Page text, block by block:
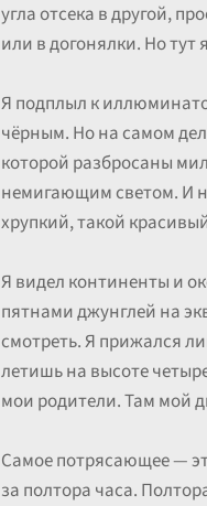
угла отсека в другой,
или в догонялки. Но
Я подплыл к
чёрным. Но на самом
которой разбросаны
немигающим светом. И
хрупкий, такой
Я видел континенты и
пятнами джунглей на
смотреть. Я прижался
летишь на высоте
мои родители. Там мой
Самое потрясающее —
за полтора часа.